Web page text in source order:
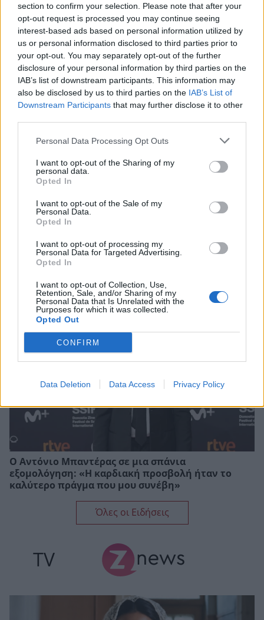
section to confirm your selection. Please note that after your
opt-out request is processed you may continue seeing
interest-based ads based on personal information utilized by
us or personal information disclosed to third parties prior to
your opt-out. You may separately opt-out of the further
disclosure of your personal information by third parties on the
IAB’s list of downstream participants. This information may
also be disclosed by us to third parties on the IAB’s List of
Downstream Participants that may further disclose it to other
Personal Data Processing Opt Outs
I want to opt-out of the Sharing of my
personal data.
Opted In
I want to opt-out of the Sale of my
Personal Data.
Opted In
I want to opt-out of processing my
Personal Data for Targeted Advertising.
Opted In
I want to opt-out of Collection, Use,
Retention, Sale, and/or Sharing of my
Personal Data that Is Unrelated with the
Purposes for which it was collected.
Opted Out
CONFIRM
Data Deletion Data Access Privacy Policy
Αθηνά Οικονομάκου: Το απρόοπτο που
αντιμετώπισε στις διακοπές της στο Μπόρα
Μπόρα
βίντεο από τα γυρίσματα της σειράς
Ο Αντόνιο Μπαντέρας σε μια σπάνια
εξομολόγηση: «Η καρδιακή προσβολή ήταν το
καλύτερο πράγμα που μου συνέβη»
Όλες οι Ειδήσεις
TV